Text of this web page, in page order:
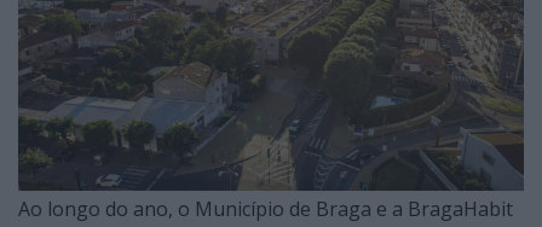
Ao longo do ano, o Município de Braga e a BragaHabit